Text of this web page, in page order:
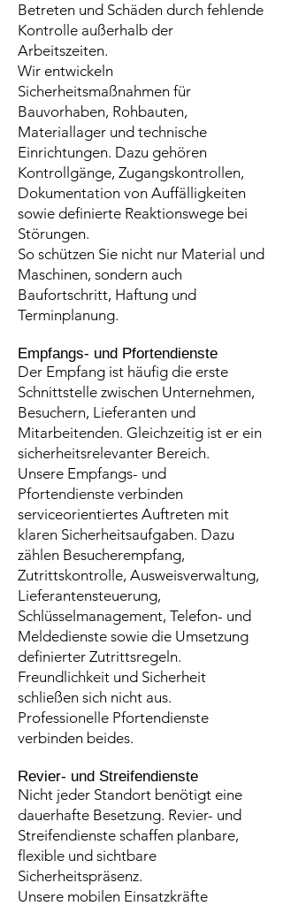
Betreten und Schäden durch fehlende
Kontrolle außerhalb der
Arbeitszeiten.
Wir entwickeln
Sicherheitsmaßnahmen für
Bauvorhaben, Rohbauten,
Materiallager und technische
Einrichtungen. Dazu gehören
Kontrollgänge, Zugangskontrollen,
Dokumentation von Auffälligkeiten
sowie definierte Reaktionswege bei
Störungen.
So schützen Sie nicht nur Material und
Maschinen, sondern auch
Baufortschritt, Haftung und
Terminplanung.
Empfangs- und Pfortendienste
Der Empfang ist häufig die erste
Schnittstelle zwischen Unternehmen,
Besuchern, Lieferanten und
Mitarbeitenden. Gleichzeitig ist er ein
sicherheitsrelevanter Bereich.
Unsere Empfangs- und
Pfortendienste verbinden
serviceorientiertes Auftreten mit
klaren Sicherheitsaufgaben. Dazu
zählen Besucherempfang,
Zutrittskontrolle, Ausweisverwaltung,
Lieferantensteuerung,
Schlüsselmanagement, Telefon- und
Meldedienste sowie die Umsetzung
definierter Zutrittsregeln.
Freundlichkeit und Sicherheit
schließen sich nicht aus.
Professionelle Pfortendienste
verbinden beides.
Revier- und Streifendienste
Nicht jeder Standort benötigt eine
dauerhafte Besetzung. Revier- und
Streifendienste schaffen planbare,
flexible und sichtbare
Sicherheitspräsenz.
Unsere mobilen Einsatzkräfte